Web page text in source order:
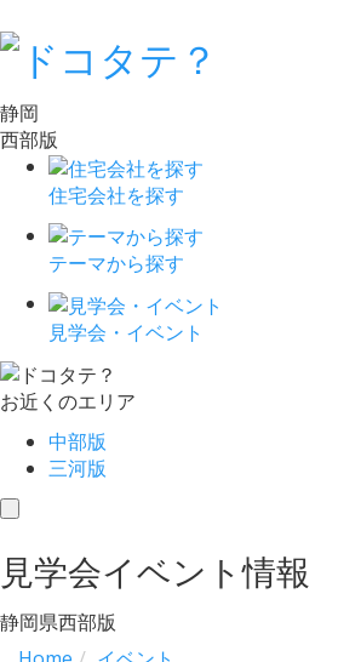
静岡
西部版
住宅会社を探す
テーマから探す
見学会・イベント
お近くのエリア
中部版
三河版
toggle
見学会イベント情報
静岡県西部版